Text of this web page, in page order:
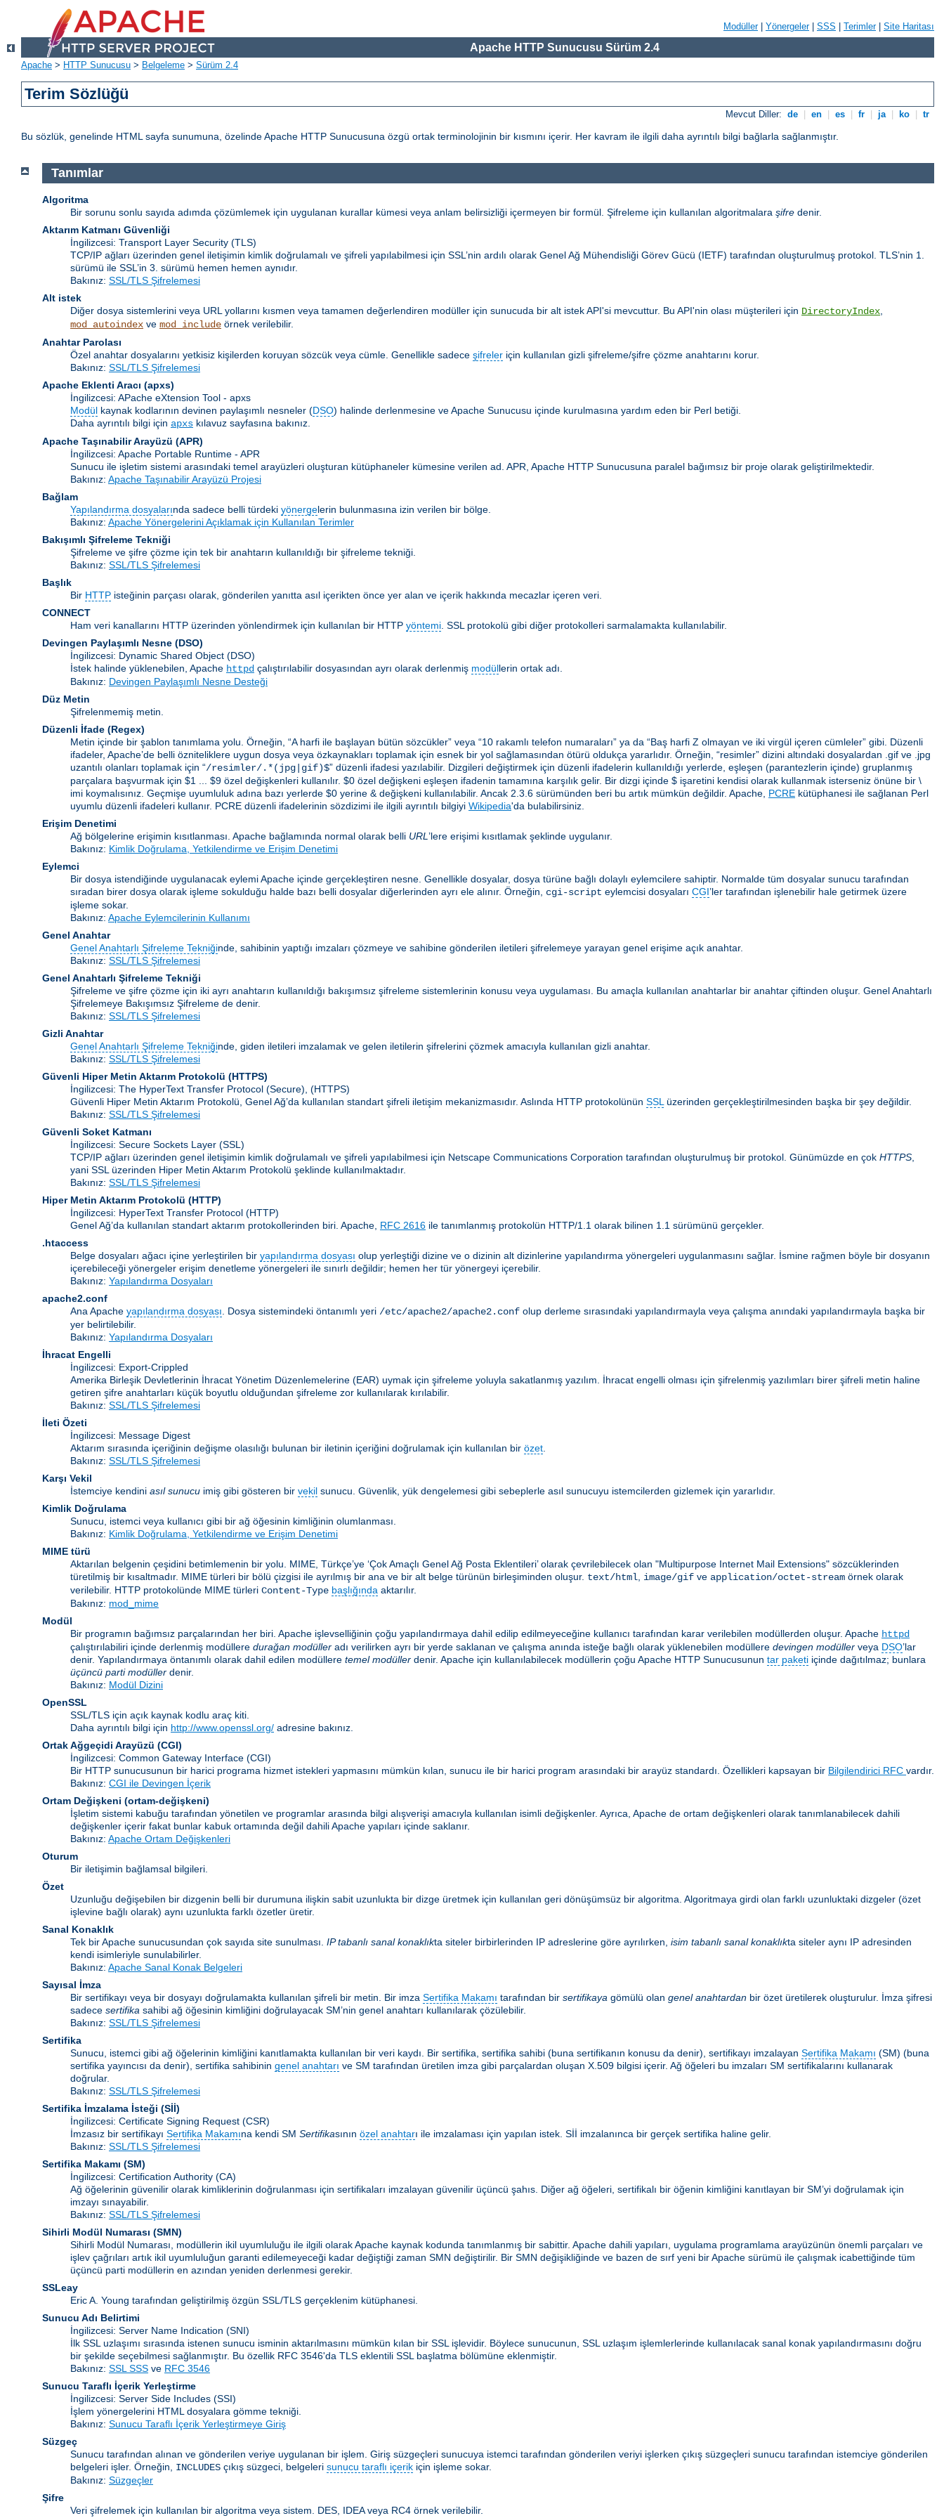
Modüller| Yönergeler| SSS Terimler| Site Haritası
Apache HTTP Sunucusu Sürüm 2.4
Apache > HTTP Sunucusu > Belgeleme > Sürüm 2.4
Terim Sözlüğü
Mevcut Diller: de en es fr ja ko tr
Bu sözlük, genelinde HTML sayfa sunumuna, özelinde Apache HTTP Sunucusuna özgü ortak terminolojinin bir kısmını içerir. Her kavram ile ilgili daha ayrıntılı bilgi bağlarla sağlanmıştır.
Tanımlar
Algoritma
Bir sorunu sonlu sayıda adımda çözümlemek için uygulanan kurallar kümesi veya anlam belirsizliği içermeyen bir formül. Şifreleme için kullanılan algoritmalara şifre denir.
Aktarım Katmanı Güvenliği
İngilizcesi: Transport Layer Security (TLS)
TCP/IP ağları üzerinden genel iletişimin kimlik doğrulamalı ve şifreli yapılabilmesi için SSL’nin ardılı olarak Genel Ağ Mühendisliği Görev Gücü (IETF) tarafından oluşturulmuş protokol. TLS’nin 1.
sürümü ile SSL’in 3. sürümü hemen hemen aynıdır.
Bakınız: SSL/TLS Şifrelemesi
Alt istek
Diğer dosya sistemlerini veya URL yollarını kısmen veya tamamen değerlendiren modüller için sunucuda bir alt istek API'si mevcuttur. Bu API'nin olası müşterileri için DirectoryIndex
mod_autoindex ve mod_include örnek verilebilir.
Anahtar Parolası
Özel anahtar dosyalarını yetkisiz kişilerden koruyan sözcük veya cümle. Genellikle sadece şifreler için kullanılan gizli şifreleme/şifre çözme anahtarını korur.
Bakınız: SSL/TLS Şifrelemesi
Apache Eklenti Aracı (apxs)
İngilizcesi: APache eXtension Tool - apxs
Modül kaynak kodlarının devinen paylaşımlı nesneler (DSO) halinde derlenmesine ve Apache Sunucusu içinde kurulmasına yardım eden bir Perl betiği.
Daha ayrıntılı bilgi için apxs kılavuz sayfasına bakınız.
Apache Taşınabilir Arayüzü (APR)
İngilizcesi: Apache Portable Runtime - APR
Sunucu ile işletim sistemi arasındaki temel arayüzleri oluşturan kütüphaneler kümesine verilen ad. APR, Apache HTTP Sunucusuna paralel bağımsız bir proje olarak geliştirilmektedir.
Bakınız: Apache Taşınabilir Arayüzü Projesi
Bağlam
Yapılandırma dosyalarında sadece belli türdeki yönergelerin bulunmasına izin verilen bir bölge.
Bakınız: Apache Yönergelerini Açıklamak için Kullanılan Terimler
Bakışımlı Şifreleme Tekniği
Şifreleme ve şifre çözme için tek bir anahtarın kullanıldığı bir şifreleme tekniği.
Bakınız: SSL/TLS Şifrelemesi
Başlık
Bir HTTP isteğinin parçası olarak, gönderilen yanıtta asıl içerikten önce yer alan ve içerik hakkında mecazlar içeren veri.
CONNECT
Ham veri kanallarını HTTP üzerinden yönlendirmek için kullanılan bir HTTP yöntemi . SSL protokolü gibi diğer protokolleri sarmalamakta kullanılabilir.
Devingen Paylaşımlı Nesne (DSO)
İngilizcesi: Dynamic Shared Object (DSO)
İstek halinde yüklenebilen, Apache httpd çalıştırılabilir dosyasından ayrı olarak derlenmiş modüllerin ortak adı.
Bakınız: Devingen Paylaşımlı Nesne Desteği
Düz Metin
Şifrelenmemiş metin.
Düzenli İfade (Regex)
Metin içinde bir şablon tanımlama yolu. Örneğin, “A harfi ile başlayan bütün sözcükler” veya “10 rakamlı telefon numaraları” ya da “Baş harfi Z olmayan ve iki virgül içeren cümleler” gibi. Düzenli
ifadeler, Apache’de belli özniteliklere uygun dosya veya özkaynakları toplamak için esnek bir yol sağlamasından ötürü oldukça yararlıdır. Örneğin, “resimler” dizini altındaki dosyalardan .gif ve .jpg
uzantılı olanları toplamak için “/resimler/.*(jpg|gif)$” düzenli ifadesi yazılabilir. Dizgileri değiştirmek için düzenli ifadelerin kullanıldığı yerlerde, eşleşen (parantezlerin içinde) gruplanmış
parçalara başvurmak için $1 ... $9 özel değişkenleri kullanılır. $0 özel değişkeni eşleşen ifadenin tamamına karşılık gelir. Bir dizgi içinde $ işaretini kendisi olarak kullanmak isterseniz önüne bir \
imi koymalısınız. Geçmişe uyumluluk adına bazı yerlerde $0 yerine & değişkeni kullanılabilir. Ancak 2.3.6 sürümünden beri bu artık mümkün değildir. Apache, PCRE kütüphanesi ile sağlanan Perl
uyumlu düzenli ifadeleri kullanır. PCRE düzenli ifadelerinin sözdizimi ile ilgili ayrıntılı bilgiyi Wikipedia'da bulabilirsiniz.
Erişim Denetimi
Ağ bölgelerine erişimin kısıtlanması. Apache bağlamında normal olarak belli URL ’lere erişimi kısıtlamak şeklinde uygulanır.
Bakınız: Kimlik Doğrulama, Yetkilendirme ve Erişim Denetimi
Eylemci
Bir dosya istendiğinde uygulanacak eylemi Apache içinde gerçekleştiren nesne. Genellikle dosyalar, dosya türüne bağlı dolaylı eylemcilere sahiptir. Normalde tüm dosyalar sunucu tarafından
sıradan birer dosya olarak işleme sokulduğu halde bazı belli dosyalar diğerlerinden ayrı ele alınır. Örneğin, cgi-script eylemcisi dosyaları CGI’ler tarafından işlenebilir hale getirmek üzere
işleme sokar.
Bakınız: Apache Eylemcilerinin Kullanımı
Genel Anahtar
Genel Anahtarlı Şifreleme Tekniğinde, sahibinin yaptığı imzaları çözmeye ve sahibine gönderilen iletileri şifrelemeye yarayan genel erişime açık anahtar.
Bakınız: SSL/TLS Şifrelemesi
Genel Anahtarlı Şifreleme Tekniği
Şifreleme ve şifre çözme için iki ayrı anahtarın kullanıldığı bakışımsız şifreleme sistemlerinin konusu veya uygulaması. Bu amaçla kullanılan anahtarlar bir anahtar çiftinden oluşur. Genel Anahtarlı
Şifrelemeye Bakışımsız Şifreleme de denir.
Bakınız: SSL/TLS Şifrelemesi
Gizli Anahtar
Genel Anahtarlı Şifreleme Tekniğinde, giden iletileri imzalamak ve gelen iletilerin şifrelerini çözmek amacıyla kullanılan gizli anahtar.
Bakınız: SSL/TLS Şifrelemesi
Güvenli Hiper Metin Aktarım Protokolü (HTTPS)
İngilizcesi: The HyperText Transfer Protocol (Secure), (HTTPS)
Güvenli Hiper Metin Aktarım Protokolü, Genel Ağ’da kullanılan standart şifreli iletişim mekanizmasıdır. Aslında HTTP protokolünün SSL üzerinden gerçekleştirilmesinden başka bir şey değildir.
Bakınız: SSL/TLS Şifrelemesi
Güvenli Soket Katmanı
İngilizcesi: Secure Sockets Layer (SSL)
TCP/IP ağları üzerinden genel iletişimin kimlik doğrulamalı ve şifreli yapılabilmesi için Netscape Communications Corporation tarafından oluşturulmuş bir protokol. Günümüzde en çok HTTPS
yani SSL üzerinden Hiper Metin Aktarım Protokolü şeklinde kullanılmaktadır.
Bakınız: SSL/TLS Şifrelemesi
Hiper Metin Aktarım Protokolü (HTTP)
İngilizcesi: HyperText Transfer Protocol (HTTP)
Genel Ağ’da kullanılan standart aktarım protokollerinden biri. Apache, RFC 2616 ile tanımlanmış protokolün HTTP/1.1 olarak bilinen 1.1 sürümünü gerçekler.
.htaccess
Belge dosyaları ağacı içine yerleştirilen bir yapılandırma dosyası olup yerleştiği dizine ve o dizinin alt dizinlerine yapılandırma yönergeleri uygulanmasını sağlar. İsmine rağmen böyle bir dosyanın
içerebileceği yönergeler erişim denetleme yönergeleri ile sınırlı değildir; hemen her tür yönergeyi içerebilir.
Bakınız: Yapılandırma Dosyaları
apache2.conf
Ana Apache yapılandırma dosyası . Dosya sistemindeki öntanımlı yeri /etc/apache2/apache2.conf olup derleme sırasındaki yapılandırmayla veya çalışma anındaki yapılandırmayla başka bir
yer belirtilebilir.
Bakınız: Yapılandırma Dosyaları
İhracat Engelli
İngilizcesi: Export-Crippled
Amerika Birleşik Devletlerinin İhracat Yönetim Düzenlemelerine (EAR) uymak için şifreleme yoluyla sakatlanmış yazılım. İhracat engelli olması için şifrelenmiş yazılımları birer şifreli metin haline
getiren şifre anahtarları küçük boyutlu olduğundan şifreleme zor kullanılarak kırılabilir.
Bakınız: SSL/TLS Şifrelemesi
İleti Özeti
İngilizcesi: Message Digest
Aktarım sırasında içeriğinin değişme olasılığı bulunan bir iletinin içeriğini doğrulamak için kullanılan bir özet
Bakınız: SSL/TLS Şifrelemesi
Karşı Vekil
İstemciye kendini asıl sunucu imiş gibi gösteren bir vekil sunucu. Güvenlik, yük dengelemesi gibi sebeplerle asıl sunucuyu istemcilerden gizlemek için yararlıdır.
Kimlik Doğrulama
Sunucu, istemci veya kullanıcı gibi bir ağ öğesinin kimliğinin olumlanması.
Bakınız: Kimlik Doğrulama, Yetkilendirme ve Erişim Denetimi
MIME türü
Aktarılan belgenin çeşidini betimlemenin bir yolu. MIME, Türkçe’ye ‘Çok Amaçlı Genel Ağ Posta Eklentileri’ olarak çevrilebilecek olan "Multipurpose Internet Mail Extensions" sözcüklerinden
türetilmiş bir kısaltmadır. MIME türleri bir bölü çizgisi ile ayrılmış bir ana ve bir alt belge türünün birleşiminden oluşur. text/html image/gif ve application/octet-stream örnek olarak
verilebilir. HTTP protokolünde MIME türleri Content-Type başlığında aktarılır.
Bakınız: mod_mime
Modül
Bir programın bağımsız parçalarından her biri. Apache işlevselliğinin çoğu yapılandırmaya dahil edilip edilmeyeceğine kullanıcı tarafından karar verilebilen modüllerden oluşur. Apache httpd
çalıştırılabiliri içinde derlenmiş modüllere durağan modüller adı verilirken ayrı bir yerde saklanan ve çalışma anında isteğe bağlı olarak yüklenebilen modüllere devingen modüller veya DSO’lar
denir. Yapılandırmaya öntanımlı olarak dahil edilen modüllere temel modüller denir. Apache için kullanılabilecek modüllerin çoğu Apache HTTP Sunucusunun tar paketi içinde dağıtılmaz; bunlara
üçüncü parti modüller denir.
Bakınız: Modül Dizini
OpenSSL
SSL/TLS için açık kaynak kodlu araç kiti.
Daha ayrıntılı bilgi için http://www.openssl.org/ adresine bakınız.
Ortak Ağgeçidi Arayüzü (CGI)
İngilizcesi: Common Gateway Interface (CGI)
Bir HTTP sunucusunun bir harici programa hizmet istekleri yapmasını mümkün kılan, sunucu ile bir harici program arasındaki bir arayüz standardı. Özellikleri kapsayan bir Bilgilendirici RFC vardır.
Bakınız: CGI ile Devingen İçerik
Ortam Değişkeni (ortam-değişkeni)
İşletim sistemi kabuğu tarafından yönetilen ve programlar arasında bilgi alışverişi amacıyla kullanılan isimli değişkenler. Ayrıca, Apache de ortam değişkenleri olarak tanımlanabilecek dahili
değişkenler içerir fakat bunlar kabuk ortamında değil dahili Apache yapıları içinde saklanır.
Bakınız: Apache Ortam Değişkenleri
Oturum
Bir iletişimin bağlamsal bilgileri.
Özet
Uzunluğu değişebilen bir dizgenin belli bir durumuna ilişkin sabit uzunlukta bir dizge üretmek için kullanılan geri dönüşümsüz bir algoritma. Algoritmaya girdi olan farklı uzunluktaki dizgeler (özet
işlevine bağlı olarak) aynı uzunlukta farklı özetler üretir.
Sanal Konaklık
Tek bir Apache sunucusundan çok sayıda site sunulması. IP tabanlı sanal konaklıkta siteler birbirlerinden IP adreslerine göre ayrılırken, isim tabanlı sanal konaklıkta siteler aynı IP adresinden
kendi isimleriyle sunulabilirler.
Bakınız: Apache Sanal Konak Belgeleri
Sayısal İmza
Bir sertifikayı veya bir dosyayı doğrulamakta kullanılan şifreli bir metin. Bir imza Sertifika Makamı tarafından bir sertifikaya gömülü olan genel anahtardan bir özet üretilerek oluşturulur. İmza şifresi
sadece sertifika sahibi ağ öğesinin kimliğini doğrulayacak SM’nin genel anahtarı kullanılarak çözülebilir.
Bakınız: SSL/TLS Şifrelemesi
Sertifika
Sunucu, istemci gibi ağ öğelerinin kimliğini kanıtlamakta kullanılan bir veri kaydı. Bir sertifika, sertifika sahibi (buna sertifikanın konusu da denir), sertifikayı imzalayan Sertifika Makamı (SM) (buna
sertifika yayıncısı da denir), sertifika sahibinin genel anahtarı ve SM tarafından üretilen imza gibi parçalardan oluşan X.509 bilgisi içerir. Ağ öğeleri bu imzaları SM sertifikalarını kullanarak
doğrular.
Bakınız: SSL/TLS Şifrelemesi
Sertifika İmzalama İsteği (Sİİ)
İngilizcesi: Certificate Signing Request (CSR)
İmzasız bir sertifikayı Sertifika Makamına kendi SM Sertifikasının özel anahtarı ile imzalaması için yapılan istek. Sİİ imzalanınca bir gerçek sertifika haline gelir.
Bakınız: SSL/TLS Şifrelemesi
Sertifika Makamı (SM)
İngilizcesi: Certification Authority (CA)
Ağ öğelerinin güvenilir olarak kimliklerinin doğrulanması için sertifikaları imzalayan güvenilir üçüncü şahıs. Diğer ağ öğeleri, sertifikalı bir öğenin kimliğini kanıtlayan bir SM’yi doğrulamak için
imzayı sınayabilir.
Bakınız: SSL/TLS Şifrelemesi
Sihirli Modül Numarası (SMN)
Sihirli Modül Numarası, modüllerin ikil uyumluluğu ile ilgili olarak Apache kaynak kodunda tanımlanmış bir sabittir. Apache dahili yapıları, uygulama programlama arayüzünün önemli parçaları ve
işlev çağrıları artık ikil uyumluluğun garanti edilemeyeceği kadar değiştiği zaman SMN değiştirilir. Bir SMN değişikliğinde ve bazen de sırf yeni bir Apache sürümü ile çalışmak icabettiğinde tüm
üçüncü parti modüllerin en azından yeniden derlenmesi gerekir.
SSLeay
Eric A. Young tarafından geliştirilmiş özgün SSL/TLS gerçeklenim kütüphanesi.
Sunucu Adı Belirtimi
İngilizcesi: Server Name Indication (SNI)
İlk SSL uzlaşımı sırasında istenen sunucu isminin aktarılmasını mümkün kılan bir SSL işlevidir. Böylece sunucunun, SSL uzlaşım işlemlerlerinde kullanılacak sanal konak yapılandırmasını doğru
bir şekilde seçebilmesi sağlanmıştır. Bu özellik RFC 3546'da TLS eklentili SSL başlatma bölümüne eklenmiştir.
Bakınız: SSL SSS ve RFC 3546
Sunucu Taraflı İçerik Yerleştirme
İngilizcesi: Server Side Includes (SSI)
İşlem yönergelerini HTML dosyalara gömme tekniği.
Bakınız: Sunucu Taraflı İçerik Yerleştirmeye Giriş
Süzgeç
Sunucu tarafından alınan ve gönderilen veriye uygulanan bir işlem. Giriş süzgeçleri sunucuya istemci tarafından gönderilen veriyi işlerken çıkış süzgeçleri sunucu tarafından istemciye gönderilen
belgeleri işler. Örneğin, INCLUDES çıkış süzgeci, belgeleri sunucu taraflı içerik için işleme sokar.
Bakınız: Süzgeçler
Şifre
Veri şifrelemek için kullanılan bir algoritma veya sistem. DES, IDEA veya RC4 örnek verilebilir.